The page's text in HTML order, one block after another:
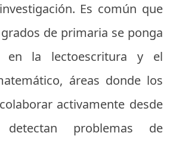
Es común que
de primaria se ponga
en la lectoescritura y el
áreas donde los
activamente desde
problemas de